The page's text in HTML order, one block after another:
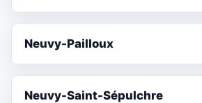
Neuvy-Pailloux
Neuvy-Saint-Sépulchre